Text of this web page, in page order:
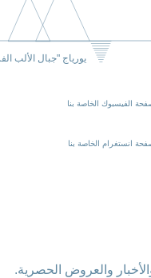
يورياج "جبال الألب
الفيسبوك الخاصة بنا
انستغرام الخاصة بنا
والعروض الحصرية.